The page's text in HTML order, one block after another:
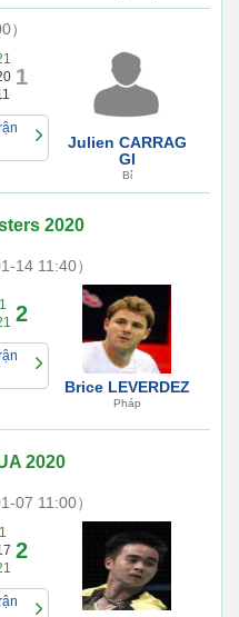
）
1
Julien CARRAG
GI
Bỉ
2020
14 11:40）
2
Brice LEVERDEZ
Pháp
2020
07 11:00）
2